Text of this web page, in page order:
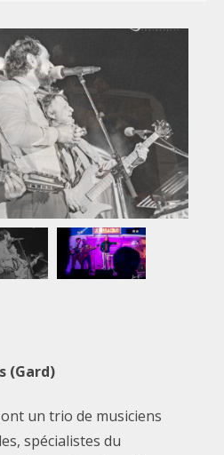
(Gard)
un trio de musiciens
spécialistes du